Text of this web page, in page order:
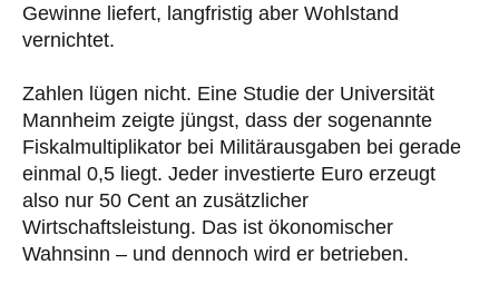
Gewinne liefert, langfristig aber Wohlstand
vernichtet.
Zahlen lügen nicht. Eine Studie der Universität
Mannheim zeigte jüngst, dass der sogenannte
Fiskalmultiplikator bei Militärausgaben bei gerade
einmal 0,5 liegt. Jeder investierte Euro erzeugt
also nur 50 Cent an zusätzlicher
Wirtschaftsleistung. Das ist ökonomischer
Wahnsinn – und dennoch wird er betrieben.